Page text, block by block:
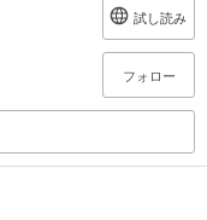
試し読み
フォロー